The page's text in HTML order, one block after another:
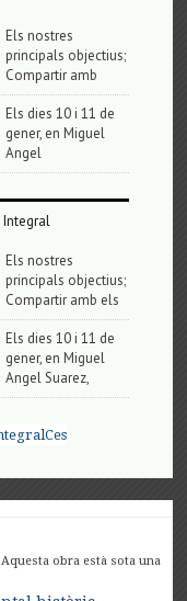
Els nostres
principals objectius;
Compartir amb
Els dies 10 i 11 de
gener, en Miguel
Angel
Integral
Els nostres
principals objectius;
Compartir amb els
Els dies 10 i 11 de
gener, en Miguel
Angel Suarez,
obra està sota una